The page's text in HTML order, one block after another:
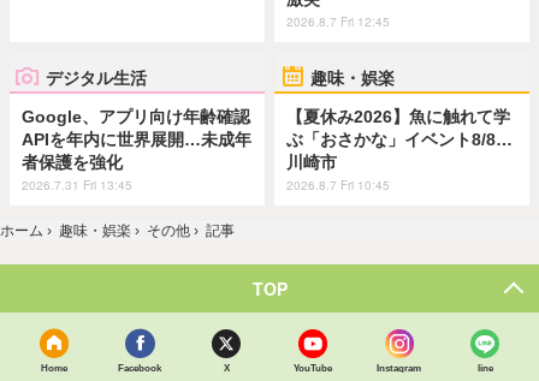
2026.8.7 Fri 12:45
デジタル生活
Google、アプリ向け年齢確認
APIを年内に世界展開…未成年
者保護を強化
2026.7.31 Fri 13:45
趣味・娯楽
【夏休み2026】魚に触れて学
ぶ「おさかな」イベント8/8…
川崎市
2026.8.7 Fri 10:45
ホーム › 趣味・娯楽 › その他 › 記事
TOP
Home Facebook X YouTube Instagram line